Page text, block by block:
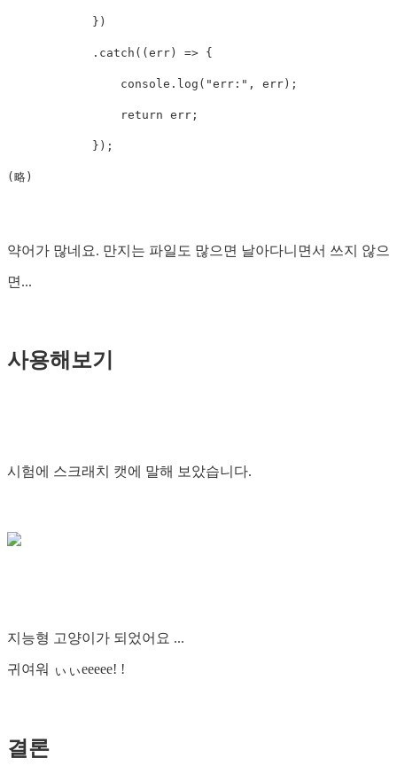
})
. catch ((err) => {
console . log ( "err: " , err);
return err ;
});
(略 )
약어가 많네요. 만지는 파일도 많으면 날아다니면서 쓰지 않으
면...
사용해보기
시험에 스크래치 캣에 말해 보았습니다.
지능형 고양이가 되었어요 ...
귀여워 ぃぃeeeee! !
결론